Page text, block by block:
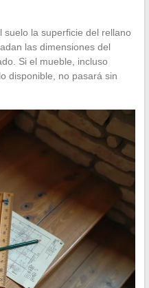
suelo la superficie del rellano
las dimensiones del
Si el mueble, incluso
disponible, no pasará sin